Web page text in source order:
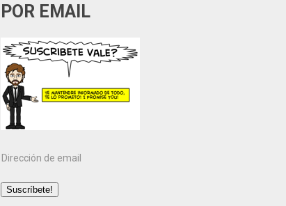
POR EMAIL
Dirección
email
Suscríbete!